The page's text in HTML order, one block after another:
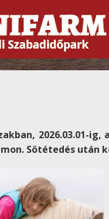
2026.03.01-ig, a
Sötétedés után